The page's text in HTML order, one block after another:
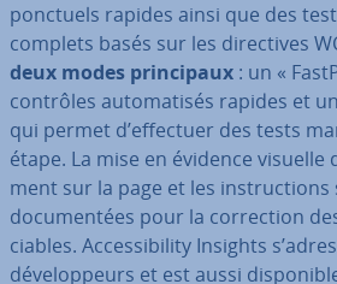
ponctuels rapides ainsi que des
complets basés sur les di­rec­tives
deux modes prin­ci­paux : un «
contrôles au­to­ma­ti­sés rapides et
qui permet d’effectuer des tests
étape. La mise en évidence
ment sur la page et les
do­cu­men­tées pour la cor­rec­tion
ciables. Ac­ces­si­bi­lity Insights
dé­ve­lop­peurs et est aussi